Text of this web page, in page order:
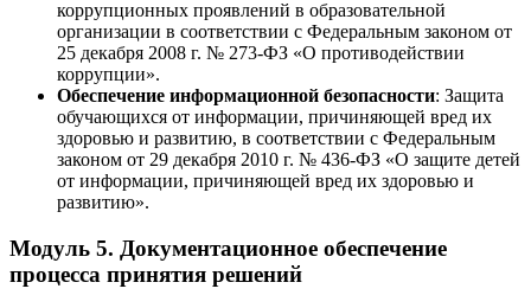
коррупционных проявлений в образовательной
организации в соответствии с Федеральным законом от
25 декабря 2008 г. № 273-ФЗ «О противодействии
коррупции».
Обеспечение информационной безопасности: Защита
обучающихся от информации, причиняющей вред их
здоровью и развитию, в соответствии с Федеральным
законом от 29 декабря 2010 г. № 436-ФЗ «О защите детей
от информации, причиняющей вред их здоровью и
развитию».
Модуль 5. Документационное обеспечение
процесса принятия решений